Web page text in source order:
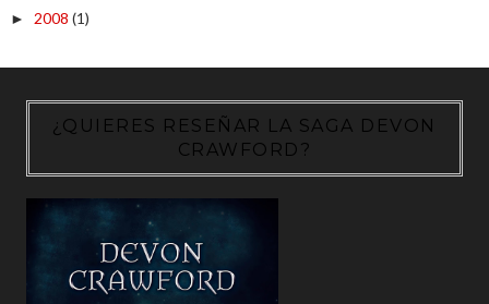
► 2008 (1)
¿QUIERES RESEÑAR LA SAGA DEVON
CRAWFORD?